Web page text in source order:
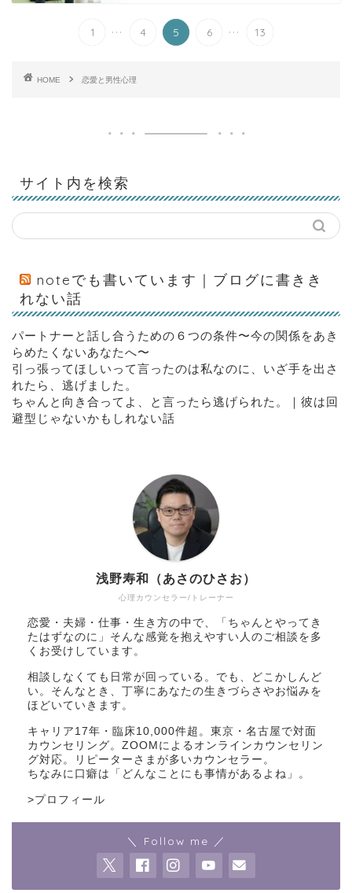
1 ... 4 5 6 ... 13
HOME 恋愛と男性心理
サイト内を検索
noteでも書いています｜ブログに書きき
れない話
パートナーと話し合うための６つの条件〜今の関係をあき
らめたくないあなたへ〜
引っ張ってほしいって言ったのは私なのに、いざ手を出さ
れたら、逃げました。
ちゃんと向き合ってよ、と言ったら逃げられた。｜彼は回
避型じゃないかもしれない話
心理カウンセラー/トレーナー
浅野寿和（あさのひさお）
恋愛・夫婦・仕事・生き方の中で、「ちゃんとやってき
たはずなのに」そんな感覚を抱えやすい人のご相談を多
くお受けしています。
相談しなくても日常が回っている。でも、どこかしんど
い。そんなとき、丁寧にあなたの生きづらさやお悩みを
ほどいていきます。
キャリア17年・臨床10,000件超。東京・名古屋で対面
カウンセリング。ZOOMによるオンラインカウンセリン
グ対応。リピーターさまが多いカウンセラー。
ちなみに口癖は「どんなことにも事情があるよね」。
>プロフィール
＼ Follow me ／